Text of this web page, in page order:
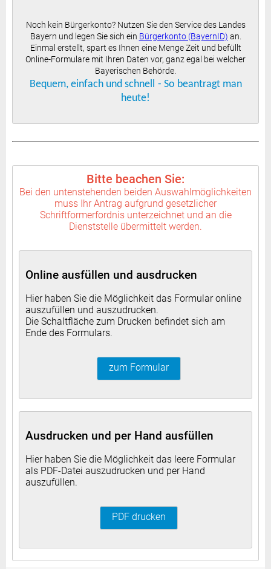
Noch kein Bürgerkonto? Nutzen Sie den Service des Landes
Bayern und legen Sie sich ein Bürgerkonto (BayernID) an.
Einmal erstellt, spart es Ihnen eine Menge Zeit und befüllt
Online-Formulare mit Ihren Daten vor, ganz egal bei welcher
Bayerischen Behörde.
Bequem, einfach und schnell - So beantragt man
heute!
Bitte beachen Sie:
Bei den untenstehenden beiden Auswahlmöglichkeiten
muss Ihr Antrag aufgrund gesetzlicher
Schriftformerfordnis unterzeichnet und an die
Dienststelle übermittelt werden.
Online ausfüllen und ausdrucken
Hier haben Sie die Möglichkeit das Formular online
auszufüllen und auszudrucken.
Die Schaltfläche zum Drucken befindet sich am
Ende des Formulars.
zum Formular
Ausdrucken und per Hand ausfüllen
Hier haben Sie die Möglichkeit das leere Formular
als PDF-Datei auszudrucken und per Hand
auszufüllen.
PDF drucken